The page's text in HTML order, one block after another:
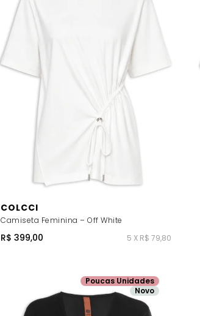
COLCCI
Camiseta Feminina – Off White
R$ 399,00 5 X R$ 79,80
Poucas Unidades
Novo